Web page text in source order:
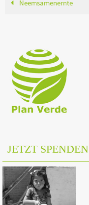
Neemsamenernte
JETZT SPENDEN